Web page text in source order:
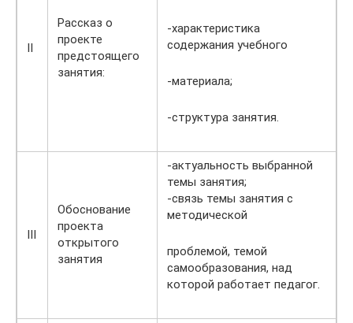
II
Рассказ о
проекте
предстоящего
занятия:
-характеристика
содержания учебного
-материала;
-структура занятия.
III
Обоснование
проекта
открытого
занятия
-актуальность выбранной
темы занятия;
-связь темы занятия с
методической
проблемой, темой
самообразования, над
которой работает педагог.